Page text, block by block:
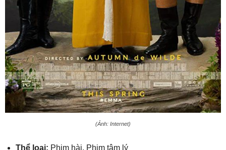
(Ảnh: Internet)
Thể loại: Phim hài, Phim tâm lý